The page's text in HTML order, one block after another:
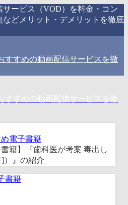
ービス（VOD）を料金・コン
どメリット・デメリットを徹底
すすめの動画配信サービスを徹
すすめの動画配信サービスを徹
電子書籍
籍】『歯科医が考案 毒出し
）』の紹介
書籍